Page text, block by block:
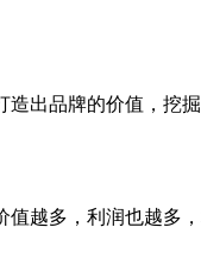
出品牌的价值，挖
多，利润也越多